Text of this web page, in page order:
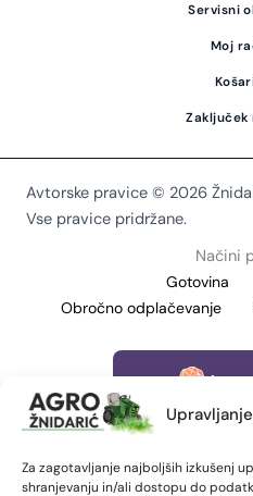
Za zagotavljanje najboljših izkušenj
shranjevanju in/ali dostopu do
Servisni
Moj
Zaključek
Avtorske pravice © 2026
Vse pravice pridržane.
Načini
Gotovina
Obročno odplačevanje